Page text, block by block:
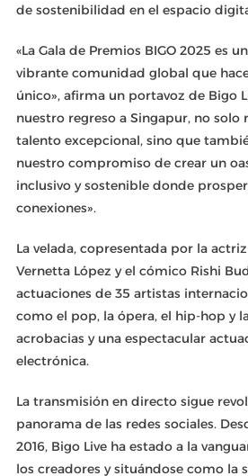
de sostenibilidad en el espacio
«La Gala de Premios BIGO 2025 es
vibrante comunidad global que
único», afirma un portavoz de Bigo
nuestro regreso a Singapur, no solo
talento excepcional, sino que
nuestro compromiso de crear un
inclusivo y sostenible donde
conexiones».
La velada, copresentada por la
Vernetta López y el cómico Rishi
actuaciones de 35 artistas
como el pop, la ópera, el hip-hop y
acrobacias y una espectacular
electrónica.
La transmisión en directo sigue
panorama de las redes sociales.
2016, Bigo Live ha estado a la
los creadores y situándose como la